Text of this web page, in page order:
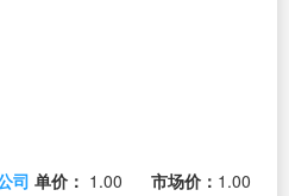
司 单价： 1.00 市场价： 1.00